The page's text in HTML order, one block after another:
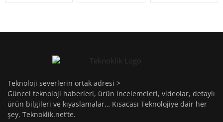
Teknoloji severlerin ortak adresi >
Güncel teknoloji haberleri, ürün incelemeleri, videolar, detaylı
ürün bilgileri ve kıyaslamalar… Kısacası Teknolojiye dair her
şey, Teknoklik.net’te.